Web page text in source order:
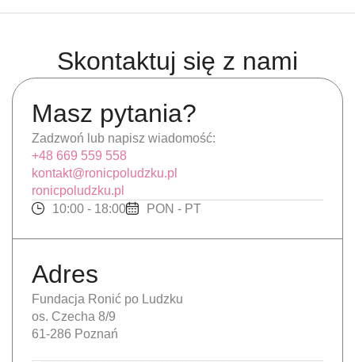
Skontaktuj się z nami
Masz pytania?
Zadzwoń lub napisz wiadomość:
+48 669 559 558
kontakt@ronicpoludzku.pl
ronicpoludzku.pl
10:00 - 18:00
PON - PT
Adres
Fundacja Ronić po Ludzku
os. Czecha 8/9
61-286 Poznań